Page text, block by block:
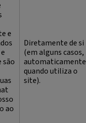
e
são
ao
Diretamente de si
(em alguns casos,
quando utiliza o
site).